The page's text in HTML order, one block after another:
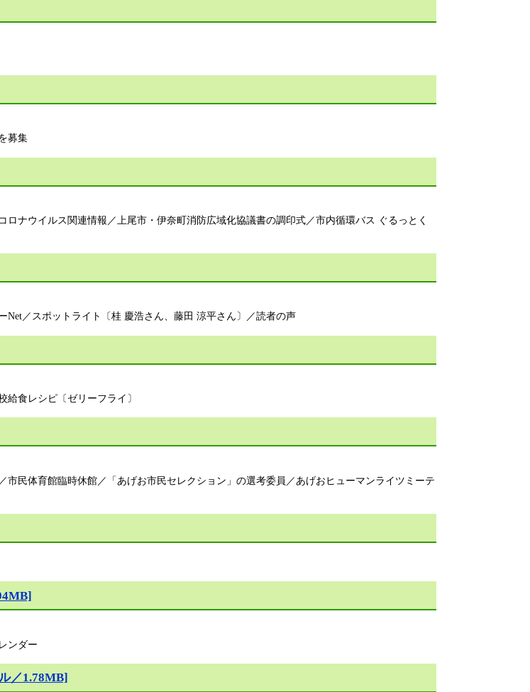
募集
ナウイルス関連情報／上尾市・伊奈町消防広域化協議書の調印式／市内循環バス ぐるっとく
／スポットライト〔桂 慶浩さん、藤田 涼平さん〕／読者の声
食レシピ〔ゼリーフライ〕
民体育館臨時休館／「あげお市民セレクション」の選考委員／あげおヒューマンライツミーテ
ンダー
／1.78MB]